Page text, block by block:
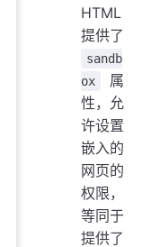
HTML
提供了
sandb
ox
属
性，允
许设置
嵌入的
网页的
权限，
等同于
提供了